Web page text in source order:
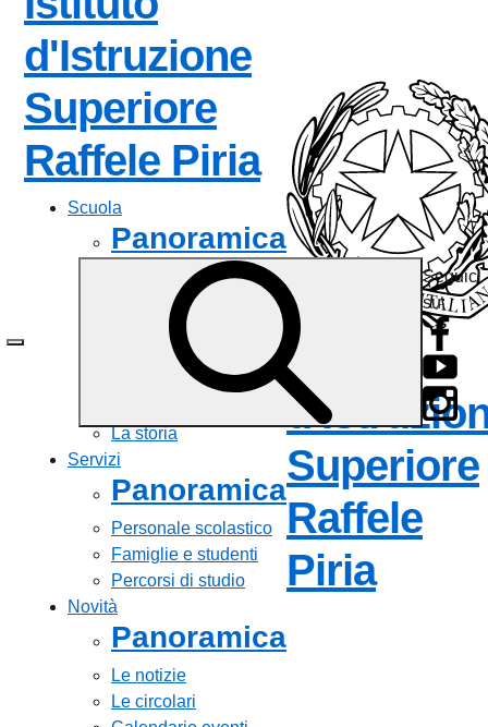
d'Istruzione
Superiore
Raffele Piria— Visita la
Scuola
Panoramica
Presentazione
Le persone
I numeri della scuola
Le carte della scuola
La storia
Servizi
Panoramica
Personale scolastico
Famiglie e studenti
Percorsi di studio
Novità
Panoramica
Le notizie
Le circolari
Istituto
Superiore
Raffele
Piria—
Seguici
su: